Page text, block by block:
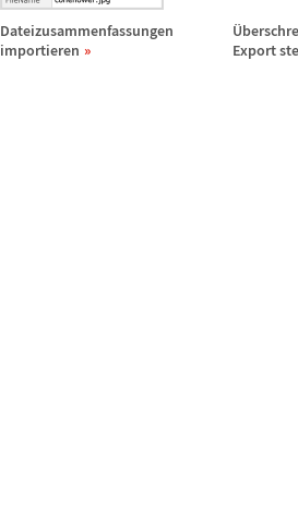
Dateizusammenfassungen
importieren
Ü
Export